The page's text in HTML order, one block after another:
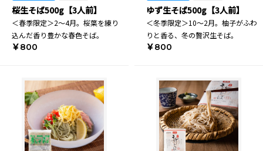
桜生そば500g【3人前】
＜春季限定＞2～4月。桜葉を練り
込んだ香り豊かな春色そば。
￥800
ゆず生そば500g【3人前】
＜冬季限定＞10～2月。柚子がふわ
りと香る、冬の贅沢生そば。
￥800